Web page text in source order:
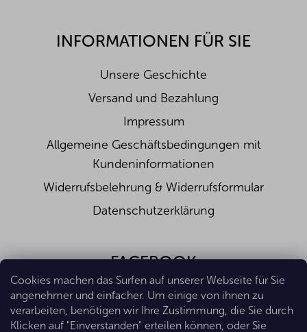
Cookies machen das Surfen auf unserer Webseite für Sie
angenehmer und einfacher. Um einige von ihnen zu
verarbeiten, benötigen wir Ihre Zustimmung, die Sie durch
Klicken auf "Einverstanden" erteilen können, oder Sie
INFORMATIONEN FÜR SIE
Unsere Geschichte
Versand und Bezahlung
Impressum
Allgemeine Geschäftsbedingungen mit
Kundeninformationen
Widerrufsbelehrung & Widerrufsformular
Datenschutzerklärung
FACEBOOK